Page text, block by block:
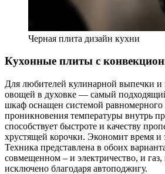
Черная плита дизайн кухни
Кухонные плиты с
Для любителей кулинарной выпечки и
овощей в духовке — самый
шкаф оснащен системой равномерного
проникновения температуры внутрь
способствует быстроте и качеству
хрустящей корочки. Экономит время и
Техника представлена в обоих
совмещенном – и электричество, и газ,
исключено благодаря автоподжигу.